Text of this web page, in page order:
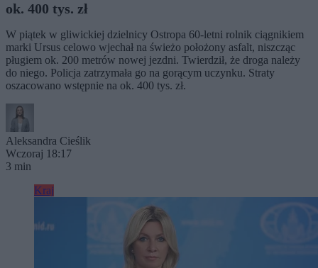
ok. 400 tys. zł
W piątek w gliwickiej dzielnicy Ostropa 60-letni rolnik ciągnikiem
marki Ursus celowo wjechał na świeżo położony asfalt, niszcząc
pługiem ok. 200 metrów nowej jezdni. Twierdził, że droga należy
do niego. Policja zatrzymała go na gorącym uczynku. Straty
oszacowano wstępnie na ok. 400 tys. zł.
Aleksandra Cieślik
Wczoraj 18:17
3 min
Kraj